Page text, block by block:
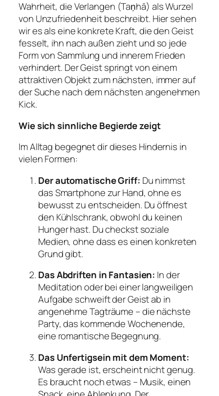
Wahrheit, die Verlangen (Taṇhā) als Wurzel
von Unzufriedenheit beschreibt. Hier sehen
wir es als eine konkrete Kraft, die den Geist
fesselt, ihn nach außen zieht und so jede
Form von Sammlung und innerem Frieden
verhindert. Der Geist springt von einem
attraktiven Objekt zum nächsten, immer auf
der Suche nach dem nächsten angenehmen
Kick.
Wie sich sinnliche Begierde zeigt
Im Alltag begegnet dir dieses Hindernis in
vielen Formen:
Der automatische Griff: Du nimmst
das Smartphone zur Hand, ohne es
bewusst zu entscheiden. Du öffnest
den Kühlschrank, obwohl du keinen
Hunger hast. Du checkst soziale
Medien, ohne dass es einen konkreten
Grund gibt.
Das Abdriften in Fantasien: In der
Meditation oder bei einer langweiligen
Aufgabe schweift der Geist ab in
angenehme Tagträume – die nächste
Party, das kommende Wochenende,
eine romantische Begegnung.
Das Unfertigsein mit dem Moment:
Was gerade ist, erscheint nicht genug.
Es braucht noch etwas – Musik, einen